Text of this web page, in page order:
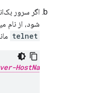
شود، از نام
telnet
HostName